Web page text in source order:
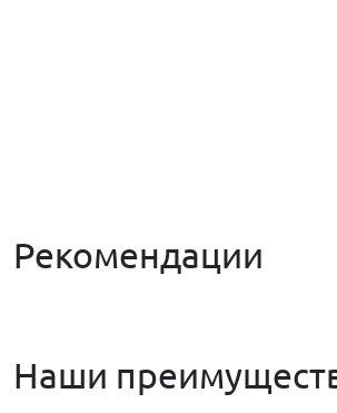
Рекомендации
Наши